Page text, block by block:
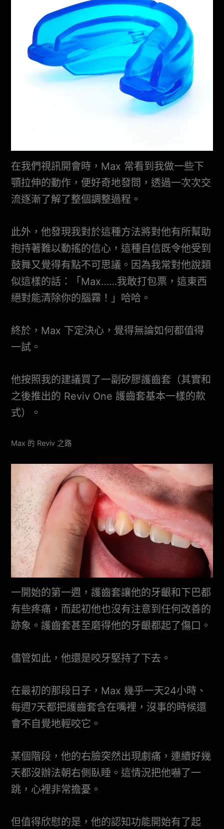
在我們視訊開會時，Max 常看到我做一些下
顎拉伸的動作，便好奇地發問，透過一次次交
流逐漸了解了整個調整過程。
此外，他發現我對於這種方法將對他有所幫助
抱持著難以動搖的信心，這種自信既令他受到
鼓舞又覺得有點不可思議。因為我常對他說類
似這樣的話：「Max……我敢打包票，這東西
絕對能清除你的腦霧！」哈哈。
終於，Max 下定決心，覺得無論如何都值得
一試。
他按照我的建議買了一副矽膠護齒套（其實和
之後推出的 Reviv One 護齒套基本一樣的款
式）。
Max 的 Reviv 之路
一開始的第一週，護齒套讓他的牙齦和下巴都
有些疼痛，而起初他也沒有注意到任何改善的
跡象。護齒套甚至磨得他的牙齦都起了傷口。
儘管如此，他還是咬牙堅持了下去。
在最初的那段日子，Max 幾乎一天24小時、
每週7天都把護齒套含在嘴裡，沒事的時候還
會不自覺地輕咬它。
某個階段，他的右臉突然出現劇痛，連續好幾
天都沒辦法朝右側臥睡。這情況把他嚇了一
跳，心裡非常擔憂。
但值得欣慰的是，他的認知功能開始有了起